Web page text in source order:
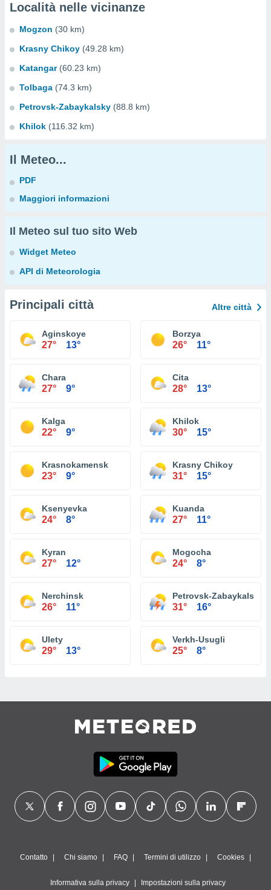
Località nelle vicinanze
Mogzon (30 km)
Krasny Chikoy (49.28 km)
Katangar (60.23 km)
Tolbaga (74.3 km)
Petrovsk-Zabaykalsky (88.8 km)
Khilok (116.32 km)
Il Meteo...
PDF
Maggiori informazioni
Il Meteo sul tuo sito Web
Widget Meteo
API di Meteorologia
Principali città Altre città
Aginskoye
27° 13°
Borzya
26° 11°
Chara
27° 9°
Cita
28° 13°
Kalga
22° 9°
Khilok
30° 15°
Krasnokamensk
23° 9°
Krasny Chikoy
31° 15°
Ksenyevka
24° 8°
Kuanda
27° 11°
Kyran
27° 12°
Mogocha
24° 8°
Nerchinsk
26° 11°
Petrovsk-Zabaykalsky
31° 16°
Ulety
29° 13°
Verkh-Usugli
25° 8°
Contatto Chi siamo FAQ Termini di utilizzo Cookies
Informativa sulla privacy Impostazioni sulla privacy